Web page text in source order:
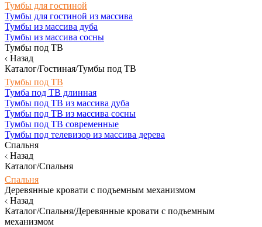
Тумбы для гостиной
Тумбы для гостиной из массива
Тумбы из массива дуба
Тумбы из массива сосны
Тумбы под ТВ
Назад
Каталог/Гостиная/Тумбы под ТВ
Тумбы под ТВ
Тумба под ТВ длинная
Тумбы под ТВ из массива дуба
Тумбы под ТВ из массива сосны
Тумбы под ТВ современные
Тумбы под телевизор из массива дерева
Спальня
Назад
Каталог/Спальня
Спальня
Деревянные кровати с подъемным механизмом
Назад
Каталог/Спальня/Деревянные кровати с подъемным
механизмом